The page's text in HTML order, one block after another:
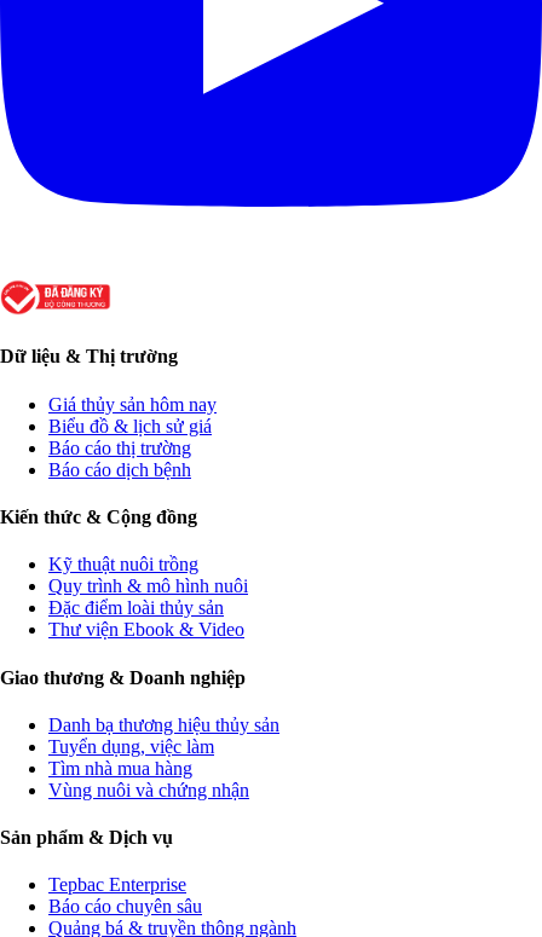
Dữ liệu & Thị trường
Giá thủy sản hôm nay
Biểu đồ & lịch sử giá
Báo cáo thị trường
Báo cáo dịch bệnh
Kiến thức & Cộng đồng
Kỹ thuật nuôi trồng
Quy trình & mô hình nuôi
Đặc điểm loài thủy sản
Thư viện Ebook & Video
Giao thương & Doanh nghiệp
Danh bạ thương hiệu thủy sản
Tuyển dụng, việc làm
Tìm nhà mua hàng
Vùng nuôi và chứng nhận
Sản phẩm & Dịch vụ
Tepbac Enterprise
Báo cáo chuyên sâu
Quảng bá & truyền thông ngành